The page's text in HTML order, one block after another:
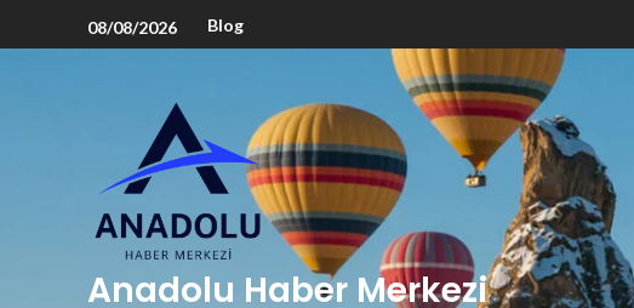
08/08/2026 Blog
Anadolu Haber Merkezi